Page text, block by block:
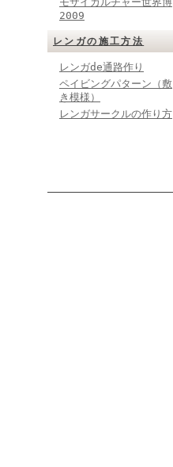
2009
レンガの施工方法
レンガde通路作り
ペイビングパターン（敷
き模様）
レンガサークルの作り方